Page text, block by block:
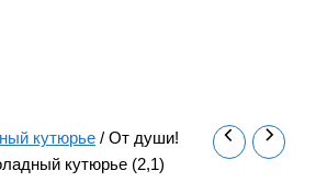
кутюрье / От души!
кутюрье (2,1)